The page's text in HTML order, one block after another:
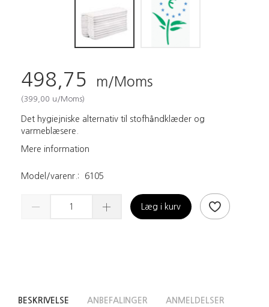
498,75 m/Moms
(399,00 u/Moms)
Det hygiejniske alternativ til stofhåndklæder og
varmeblæsere.
Mere information
Model/varenr.: 6105
Læg i kurv
BESKRIVELSE ANBEFALINGER ANMELDELSER